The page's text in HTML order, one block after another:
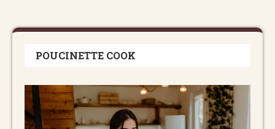
POUCINETTE COOK